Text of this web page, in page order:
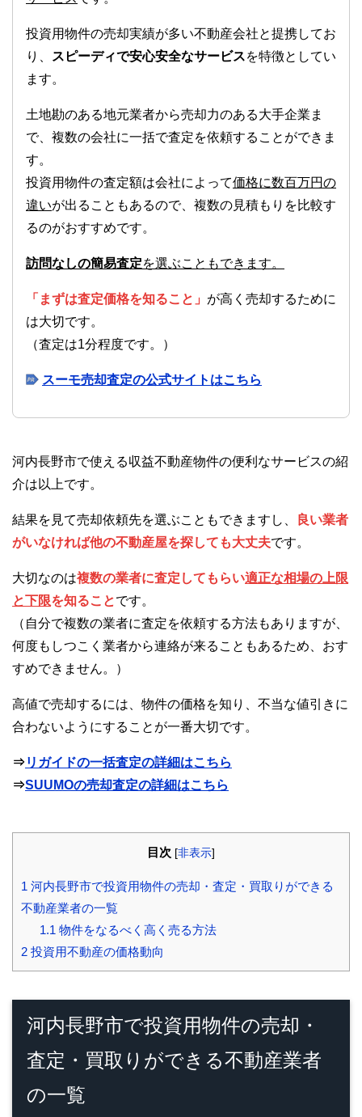
投資用物件の売却実績が多い不動産会社と提携してお
り、
スピーディで安心安全なサービスを特徴としてい
ます。
土地勘のある地元業者から売却力のある大手企業ま
で、複数の会社に一括で査定を依頼することができま
す。
投資用物件の査定額は会社によって価格に数百万円の
違いが出ることもあるので、複数の見積もりを比較す
るのがおすすめです。
訪問なしの簡易査定を選ぶこともできます。
「まずは査定価格を知ること」 が高く売却するために
は大切です。
（査定は1分程度です。）
スーモ売却査定の公式サイトはこちら
河内長野市で使える収益不動産物件の便利なサービスの紹
介は以上です。
結果を見て売却依頼先を選ぶこともできますし、
良い業者
がいなければ他の不動産屋を探しても大丈夫です。
大切なのは複数の業者に査定してもらい適正な相場の上限
と下限を知ることです。
（自分で複数の業者に査定を依頼する方法もありますが、
何度もしつこく業者から連絡が来ることもあるため、おす
すめできません。）
高値で売却するには、物件の価格を知り、不当な値引きに
合わないようにすることが一番大切です。
⇒リガイドの一括査定の詳細はこちら
⇒SUUMOの売却査定の詳細はこちら
目次 [非表示]
1 河内長野市で投資用物件の売却・査定・買取りができる
不動産業者の一覧
1.1 物件をなるべく高く売る方法
2 投資用不動産の価格動向
河内長野市で投資用物件の売却・
査定・買取りができる不動産業者
の一覧